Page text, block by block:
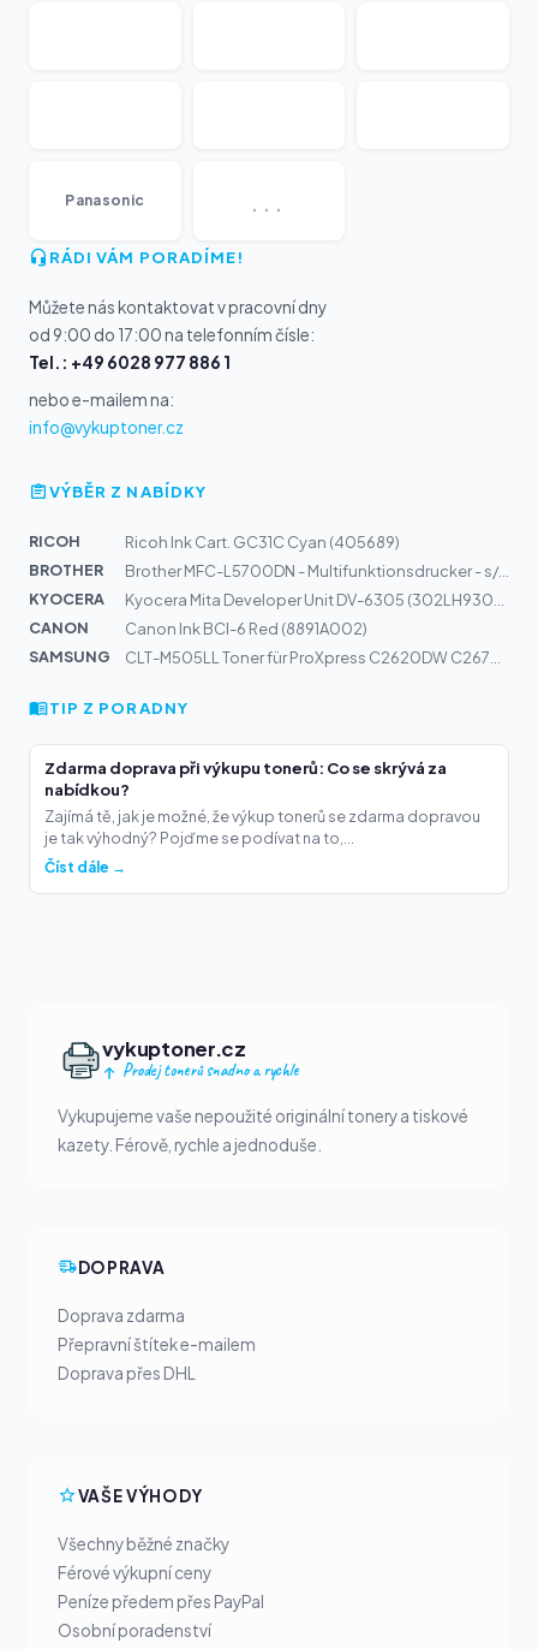
Panasonic ...
RÁDI VÁM PORADÍME!
Můžete nás kontaktovat v pracovní dny
od 9:00 do 17:00 na telefonním čísle:
Tel.: +49 6028 977 886 1
nebo e-mailem na:
info@vykuptoner.cz
VÝBĚR Z NABÍDKY
RICOH
Ricoh Ink Cart. GC31C Cyan (405689)
BROTHER
Brother MFC-L5700DN - Multifunktionsdrucker - s/w - Las...
KYOCERA
CANON
Canon Ink BCI-6 Red (8891A002)
SAMSUNG
TIP Z PORADNY
Zdarma doprava při výkupu tonerů: Co se skrývá za
nabídkou?
Zajímá tě, jak je možné, že výkup tonerů se zdarma dopravou
je tak výhodný? Pojďme se podívat na to,...
Číst dále →
vykuptoner.cz
Prodej tonerů snadno a rychle
Vykupujeme vaše nepoužité originální tonery a tiskové
kazety. Férově, rychle a jednoduše.
DOPRAVA
Doprava zdarma
Přepravní štítek e-mailem
Doprava přes DHL
VAŠE VÝHODY
Všechny běžné značky
Férové výkupní ceny
Peníze předem přes PayPal
Osobní poradenství